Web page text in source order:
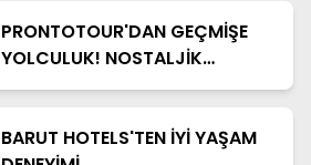
PRONTOTOUR'DAN GEÇMİŞE
YOLCULUK! NOSTALJİK
OTOBÜSLÜ KAPADOKYA TURU
BARUT HOTELS'TEN İYİ YAŞAM